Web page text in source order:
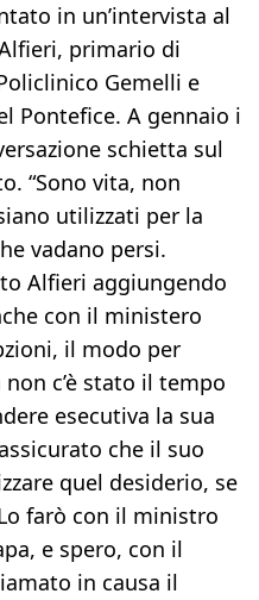
in un’intervista al
primario di
Gemelli e
Pontefice. A gennaio i
schietta sul
“Sono vita, non
utilizzati per la
vadano persi.
Alfieri aggiungendo
con il ministero
il modo per
c’è stato il tempo
esecutiva la sua
che il suo
quel desiderio, se
farò con il ministro
e spero, con il
in causa il